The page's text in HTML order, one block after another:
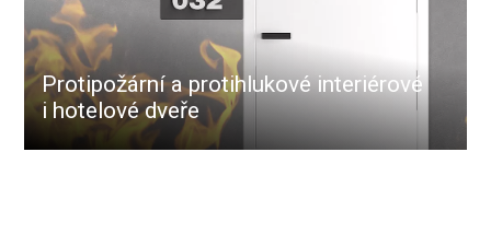
Protipožární a protihlukové interiérové
i hotelové dveře